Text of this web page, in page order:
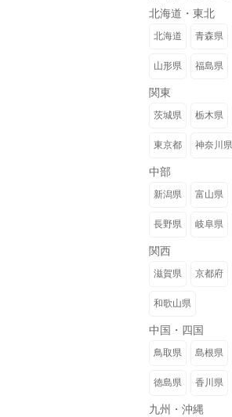
北海道・東北
北海道 青森県
山形県 福島県
関東
茨城県 栃木県
東京都 神奈川県
中部
新潟県 富山県
長野県 岐阜県
関西
滋賀県 京都府
和歌山県
中国・四国
鳥取県 島根県
徳島県 香川県
九州・沖縄